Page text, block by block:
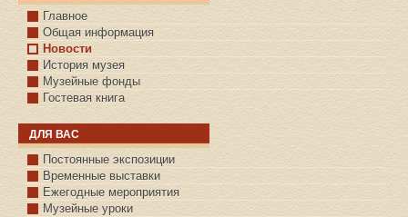
Главное
Общая информация
Новости
История музея
Музейные фонды
Гостевая книга
ДЛЯ ВАС
Постоянные экспозиции
Временные выставки
Ежегодные мероприятия
Музейные уроки